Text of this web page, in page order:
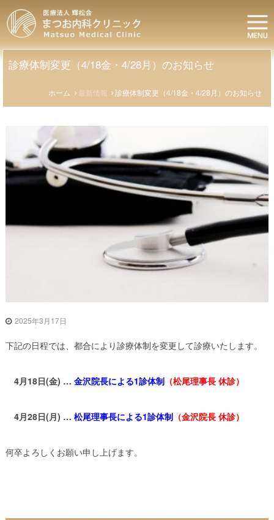
ン
ン
ツ
お
内
ッ
ク
|
医
療
法
人
輝
ル
プ
診療体制変更（4/18金・4/28月）のお知らせ
ホーム 最新情報 診療体制変更（4/18金・4/28月）のお知らせ
2025年3月17日
下記の日程では、都合により診療体制を変更して診療いたします。
4月18日(金) … 金沢院長による1診体制（松尾理事長 休診）
4月28日(月) … 松尾理事長による1診体制（金沢院長 休診）
何卒よろしくお願い申し上げます。